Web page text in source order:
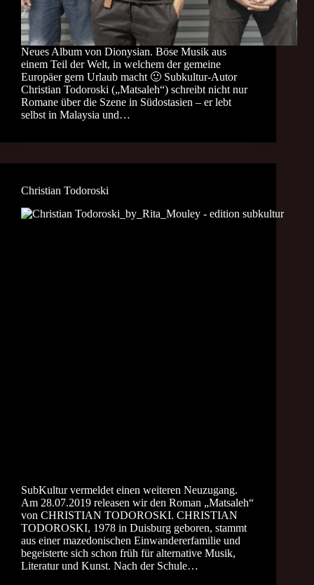
Neues Album von Dionysian. Böse Musik aus
einem Teil der Welt, in welchem der gemeine
Europäer gern Urlaub macht 🙂 Subkultur-Autor
Christian Todoroski („Matsaleh“) schreibt nicht nur
Romane über die Szene in Südostasien – er lebt
selbst in Malaysia und…
Christian Todoroski
SubKultur vermeldet einen weiteren Neuzugang.
Am 28.07.2019 releasen wir den Roman „Matsaleh“
von CHRISTIAN TODOROSKI. CHRISTIAN
TODOROSKI, 1978 in Duisburg geboren, stammt
aus einer mazedonischen Einwandererfamilie und
begeisterte sich schon früh für alternative Musik,
Literatur und Kunst. Nach der Schule…